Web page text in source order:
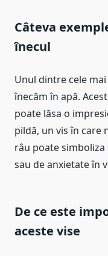
Câteva
înecul
Unul dintre cele
înecăm în apă.
poate lăsa o
pildă, un vis în care
râu poate
sau de anxietate în
De ce este
aceste vise